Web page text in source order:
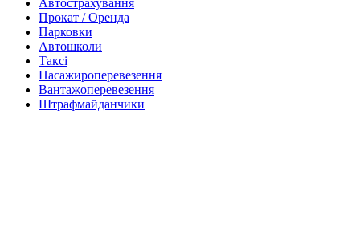
Автострахування
Прокат / Оренда
Парковки
Автошколи
Таксі
Пасажироперевезення
Вантажоперевезення
Штрафмайданчики